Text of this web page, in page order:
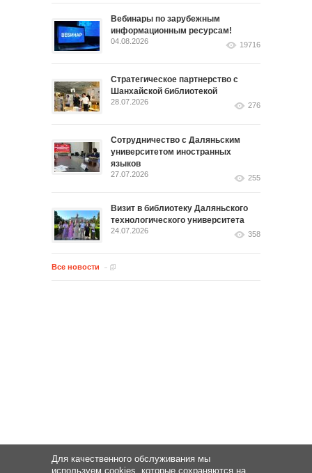
Вебинары по зарубежным
информационным ресурсам!
04.08.2026 19716
Стратегическое партнерство с
Шанхайской библиотекой
28.07.2026 276
Сотрудничество с Даляньским
университетом иностранных
языков
27.07.2026 255
Визит в библиотеку Даляньского
технологического университета
24.07.2026 358
Все новости
Для качественного обслуживания мы
используем cookies, которые сохраняются на